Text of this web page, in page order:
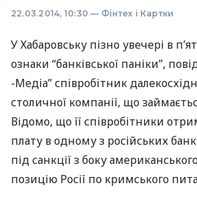
22.03.2014, 10:30 — Фінтех і Картки
У Хабаровську пізно увечері в
ознаки “банківської паніки”,
-Медіа” співробітник
столичної компанії, що
Відомо, що її співробітники
плату в одному з російських
під санкції з боку
позицію Росії по кримського